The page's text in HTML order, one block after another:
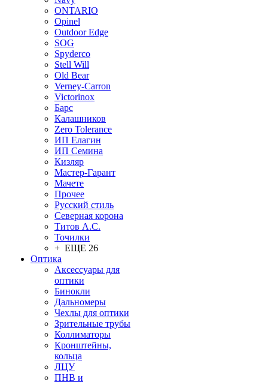
ONTARIO
Opinel
Outdoor Edge
SOG
Spyderco
Stell Will
Old Bear
Verney-Carron
Victorinox
Барс
Калашников
Zero Tolerance
ИП Елагин
ИП Семина
Кизляр
Мастер-Гарант
Мачете
Прочее
Русский стиль
Северная корона
Титов А.С.
Точилки
+ ЕЩЕ 26
Оптика
Аксессуары для
оптики
Бинокли
Дальномеры
Чехлы для оптики
Зрительные трубы
Коллиматоры
Кронштейны,
кольца
ЛЦУ
ПНВ и